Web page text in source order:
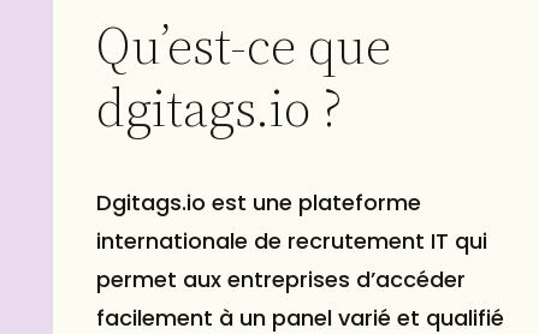
Qu’est-ce que
dgitags.io ?
Dgitags.io est une plateforme
internationale de recrutement IT qui
permet aux entreprises d’accéder
facilement à un panel varié et qualifié